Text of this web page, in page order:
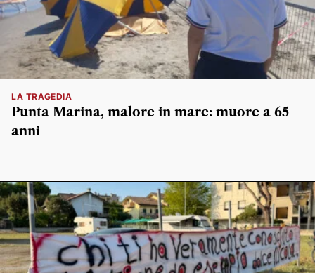
LA TRAGEDIA
Punta Marina, malore in mare: muore a 65
anni